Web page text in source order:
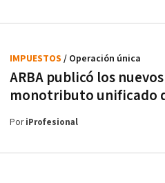
ARBA publicó los
monotributo unificado
IMPUESTOS / Operación única
PoriProfesional